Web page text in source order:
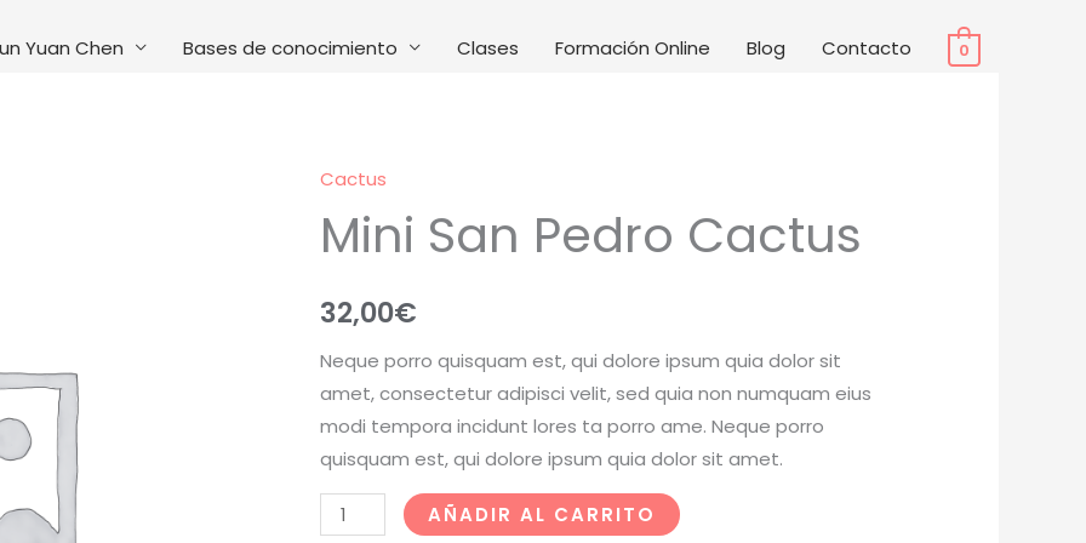
Yuan Chen Bases de conocimiento Clases Formación Online Blog Contacto 0
Cactus
Mini San Pedro Cactus
32,00€
Neque porro quisquam est, qui dolore ipsum quia dolor sit
amet, consectetur adipisci velit, sed quia non numquam eius
modi tempora incidunt lores ta porro ame. Neque porro
quisquam est, qui dolore ipsum quia dolor sit amet.
Mini
AÑADIR AL CARRITO